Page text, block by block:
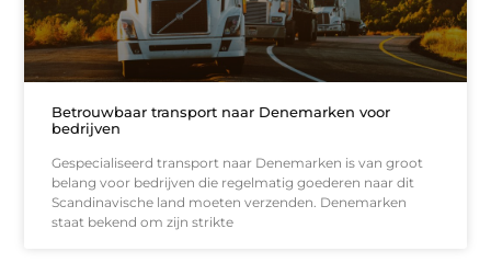
Betrouwbaar transport naar Denemarken voor
bedrijven
Gespecialiseerd transport naar Denemarken is van groot
belang voor bedrijven die regelmatig goederen naar dit
Scandinavische land moeten verzenden. Denemarken
staat bekend om zijn strikte